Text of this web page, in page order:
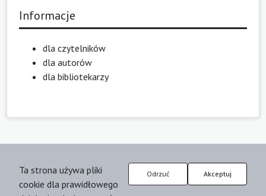
Informacje
dla czytelników
dla autorów
dla bibliotekarzy
Ta strona używa pliki
cookie dla prawidłowego
Odrzuć Akceptuj